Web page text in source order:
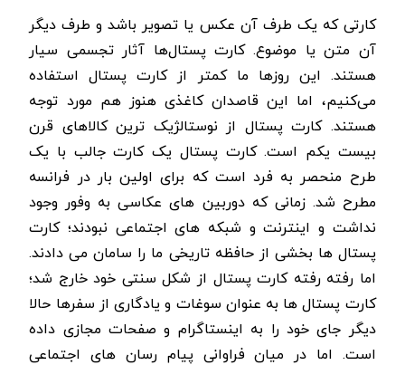
کارتی که یک طرف آن عکس یا تصویر باشد و طرف دیگر
آن متن یا موضوع. کارت پستا‌ل‌ها آثار تجسمی سیار
هستند. این روزها ما کمتر از کارت پستال استفاده
می‌کنیم، اما این قاصدان کاغذی هنوز هم مورد توجه
هستند. کارت پستال از نوستالژیک ترین کالاهای قرن
بیست یکم است. کارت پستال یک کارت جالب با یک
طرح منحصر به فرد است که برای اولین بار در فرانسه
مطرح شد. زمانی که دوربین های عکاسی به وفور وجود
نداشت و اینترنت و شبکه های اجتماعی نبودند؛ کارت
پستال ها بخشی از حافظه تاریخی ما را سامان می دادند.
اما رفته رفته کارت پستال از شکل سنتی خود خارج شد؛
کارت پستال ها به عنوان سوغات و یادگاری از سفرها حالا
دیگر جای خود را به اینستاگرام و صفحات مجازی داده
است. اما در میان فراوانی پیام رسان های اجتماعی